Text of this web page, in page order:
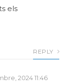
els
REPLY
2024 11:46